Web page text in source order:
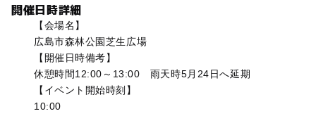
開催日時詳細
【会場名】
広島市森林公園芝生広場
【開催日時備考】
休憩時間12:00～13:00 雨天時5月24日へ延期
【イベント開始時刻】
10:00